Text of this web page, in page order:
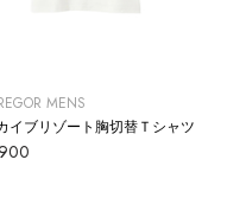
MENS
イブリゾート胸切替Ｔシャツ